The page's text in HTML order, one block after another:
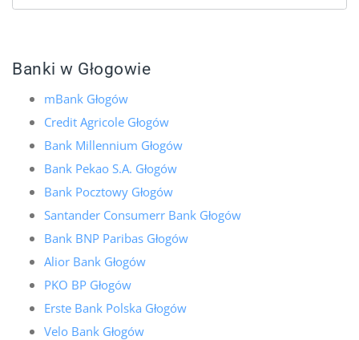
Banki w Głogowie
mBank Głogów
Credit Agricole Głogów
Bank Millennium Głogów
Bank Pekao S.A. Głogów
Bank Pocztowy Głogów
Santander Consumerr Bank Głogów
Bank BNP Paribas Głogów
Alior Bank Głogów
PKO BP Głogów
Erste Bank Polska Głogów
Velo Bank Głogów